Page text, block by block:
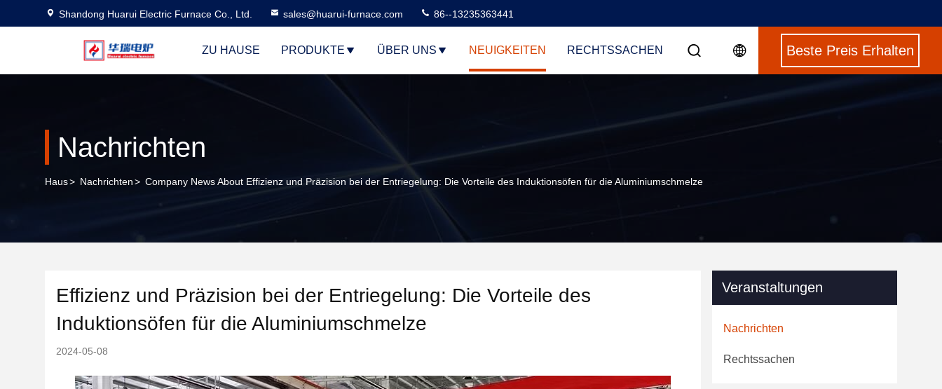
Shandong Huarui Electric Furnace Co., Ltd. sales@huarui-furnace.com 86--13235363441
ZU HAUSE PRODUKTE ÜBER UNS NEUIGKEITEN RECHTSSACHEN Beste Preis Erhalten
Nachrichten
Haus> Nachrichten> Company News About Effizienz und Präzision bei der Entriegelung: Die Vorteile des Induktionsöfen für die Aluminiumschmelze
Effizienz und Präzision bei der Entriegelung: Die Vorteile des
Induktionsöfen für die Aluminiumschmelze
2024-05-08
Veranstaltungen
Nachrichten
Rechtssachen